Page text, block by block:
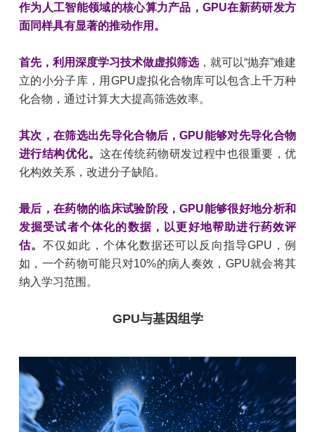
作为人工智能领域的核心算力产品，GPU在新药研发方
面同样具有显著的推动作用。
首先，利用深度学习技术做虚拟筛选，就可以“抛弃”难建
立的小分子库，用GPU虚拟化合物库可以包含上千万种
化合物，通过计算大大提高筛选效率。
其次，在筛选出先导化合物后，GPU能够对先导化合物
进行结构优化。这在传统药物研发过程中也很重要，优
化构效关系，改进分子缺陷。
最后，在药物的临床试验阶段，GPU能够很好地分析和
发掘受试者个体化的数据，以更好地帮助进行药效评
估。不仅如此，个体化数据还可以反向指导GPU，例
如，一个药物可能只对10%的病人奏效，GPU就会将其
纳入学习范围。
GPU与基因组学